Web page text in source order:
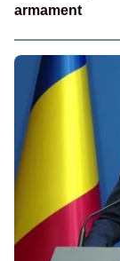
armament